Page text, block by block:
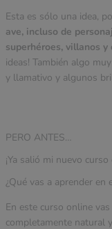
Esta es sólo una idea,
ave, incluso de
superhéroes, villanos y
ideas! También algo
y llamativo y algunos
PERO ANTES…
¡Ya salió mi nuevo
¿Qué vas a aprender en
En este curso online
completamente natural